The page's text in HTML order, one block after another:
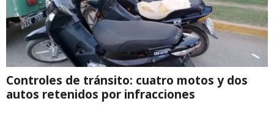
Controles de tránsito: cuatro motos y dos
autos retenidos por infracciones